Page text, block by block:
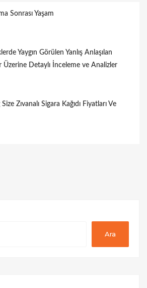
Sonrası Yaşam
Yaygın Görülen Yanlış Anlaşılan
Detaylı İnceleme ve Analizler
Zıvanalı Sigara Kağıdı Fiyatları Ve
Ara